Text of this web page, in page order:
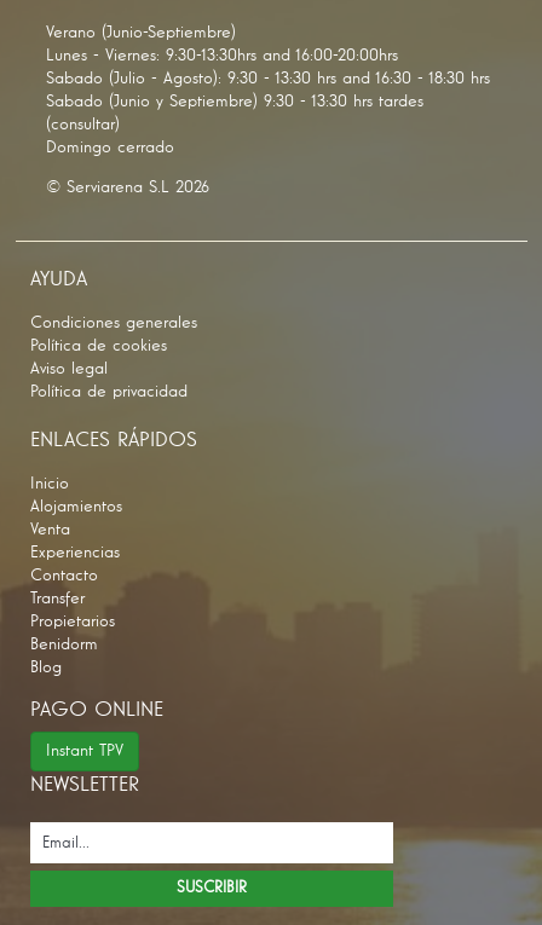
Verano (Junio-Septiembre)
Lunes - Viernes: 9:30-13:30hrs and 16:00-20:00hrs
Sabado (Julio - Agosto): 9:30 - 13:30 hrs and 16:30 - 18:30 hrs
Sabado (Junio y Septiembre) 9:30 - 13:30 hrs tardes
(consultar)
Domingo cerrado
© Serviarena S.L 2026
AYUDA
Condiciones generales
Política de cookies
Aviso legal
Política de privacidad
ENLACES RÁPIDOS
Inicio
Alojamientos
Venta
Experiencias
Contacto
Transfer
Propietarios
Benidorm
Blog
PAGO ONLINE
Instant TPV
NEWSLETTER